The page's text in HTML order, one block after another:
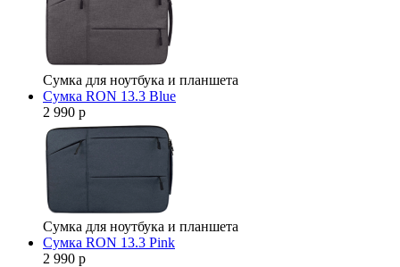
Сумка для ноутбука и планшета
Сумка RON 13.3 Blue
2 990 р
Сумка для ноутбука и планшета
Сумка RON 13.3 Pink
2 990 р